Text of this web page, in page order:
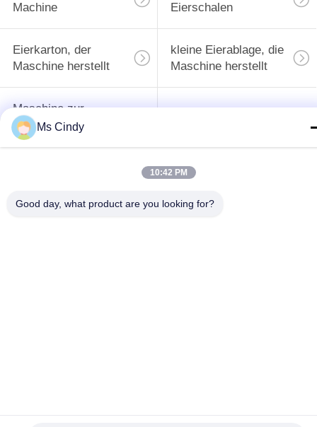
Machine
Eierschalen
Eierkarton, der
Maschine herstellt
kleine Eierablage, die
Maschine herstellt
Maschine zur
Herstellung von
Eierschalen
Machine
Maschine zur
Herstellung von
Ms Cindy
10:42 PM
Good day, what product are you looking for?